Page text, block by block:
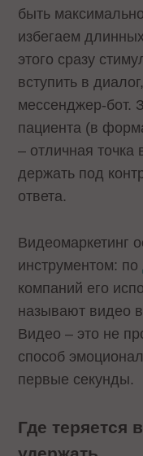
быть
избегаем
этого сразу
вступить в
мессенджер-бот.
пациента (в
– отличная
держать под
ответа.
Видеомаркетинг
инструментом: по
компаний его
называют видео
Видео – это не
способ
первые секунды.
Где теряется